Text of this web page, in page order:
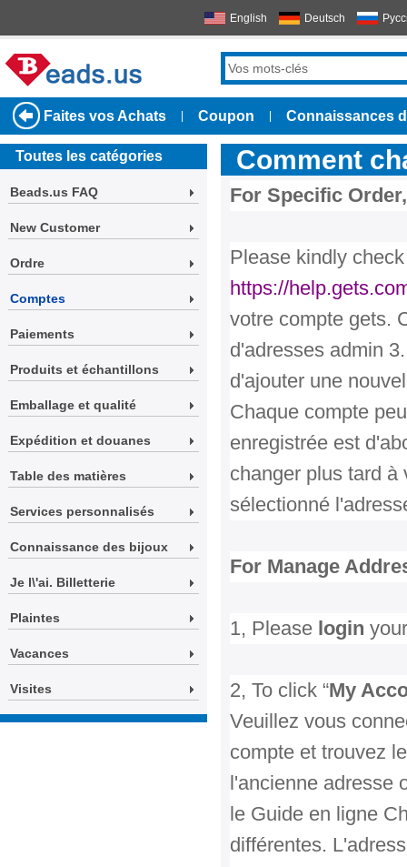
English Deutsch
Faites vos Achats Coupon Connaissances
Toutes les catégories
Beads.us FAQ
New Customer
Ordre
Comptes
Paiements
Produits et échantillons
Emballage et qualité
Expédition et douanes
Table des matières
Services personnalisés
Connaissance des bijoux
Je l\'ai. Billetterie
Plaintes
Vacances
Visites
Comment
For Specific Order,
Please kindly
https://
votre compte gets.
d'adresses admin
d'ajouter une
Chaque compte
enregistrée est
changer plus tard à
sélectionné
For Manage
1, Please login
2, To click “My
Veuillez vous
compte et trouvez
l'ancienne adresse
le Guide en ligne
différentes.